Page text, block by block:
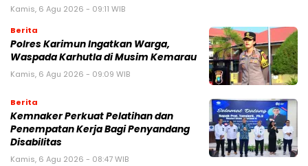
Kamis, 6 Agu 2026 - 09:11 WIB
Berita
Polres Karimun Ingatkan Warga,
Waspada Karhutla di Musim Kemarau
Kamis, 6 Agu 2026 - 09:09 WIB
Berita
Kemnaker Perkuat Pelatihan dan
Penempatan Kerja Bagi Penyandang
Disabilitas
Kamis, 6 Agu 2026 - 08:47 WIB